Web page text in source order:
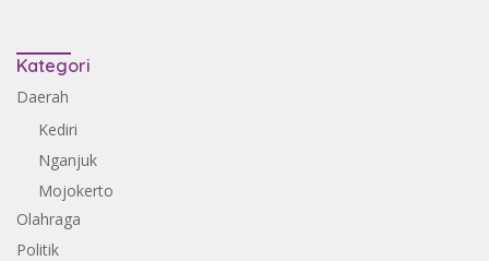
Kategori
Daerah
Kediri
Nganjuk
Mojokerto
Olahraga
Politik